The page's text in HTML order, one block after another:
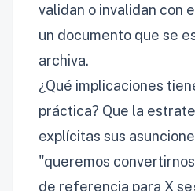
validan o invalidan con
un documento que se
archiva.
¿Qué implicaciones
práctica? Que la
explícitas sus
"queremos
de referencia para X